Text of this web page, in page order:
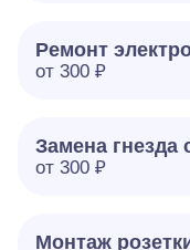
Ремонт
от 300 ₽
Замена гнезда
от 300 ₽
Монтаж